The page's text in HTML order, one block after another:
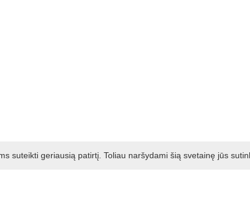
suteikti geriausią patirtį. Toliau naršydami šią svetainę jūs